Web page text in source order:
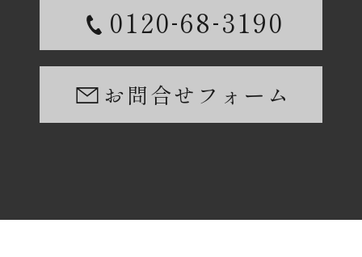
0120-68-3190
お問合せフォーム